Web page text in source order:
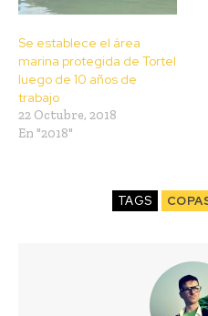
Se establece el área
marina protegida de Tortel
luego de 10 años de
trabajo
22 Octubre, 2018
En "2018"
TAGS